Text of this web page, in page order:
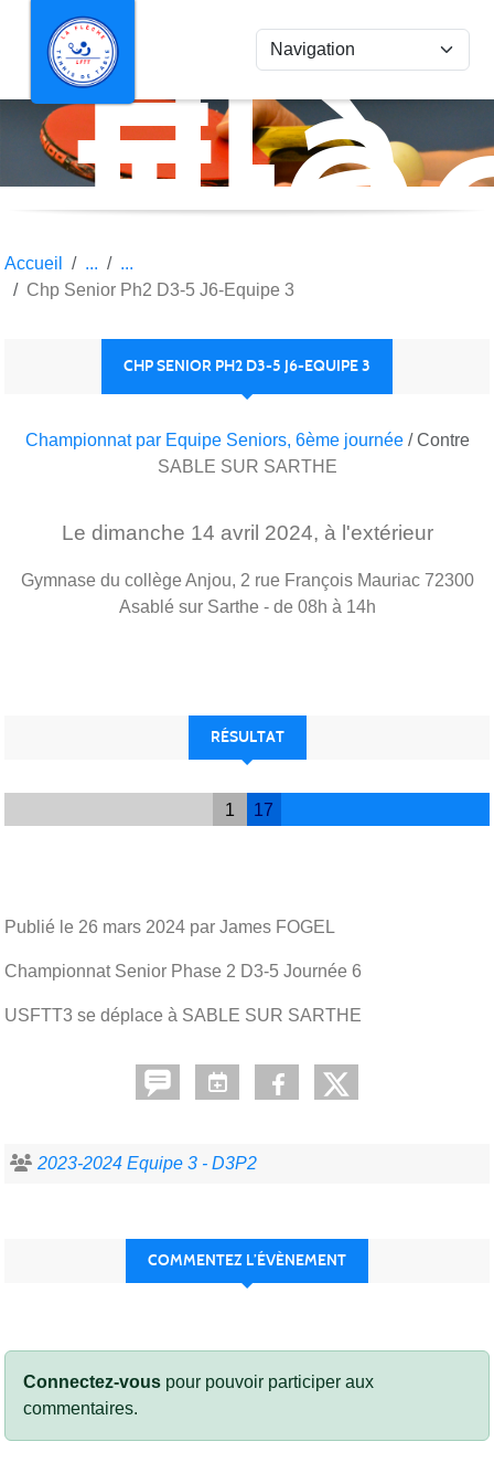
La
de
Accueil
Chp Senior Ph2 D3-5 J6-Equipe 3
CHP SENIOR PH2 D3-5 J6-EQUIPE 3
Championnat par Equipe Seniors, 6ème journée / Contre
SABLE SUR SARTHE
Le dimanche 14 avril 2024, à l'extérieur
Gymnase du collège Anjou, 2 rue François Mauriac 72300
Asablé sur Sarthe - de 08h à 14h
RÉSULTAT
1 17
Publié le 26 mars 2024 par James FOGEL
Championnat Senior Phase 2 D3-5 Journée 6
USFTT3 se déplace à SABLE SUR SARTHE
2023-2024 Equipe 3 - D3P2
COMMENTEZ L’ÉVÈNEMENT
Connectez-vous pour pouvoir participer aux
commentaires.
Panneau de gestion des cookies